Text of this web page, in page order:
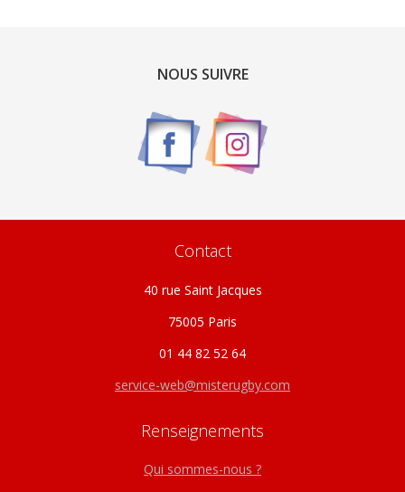
peuvent
choisies
du
NOUS SUIVRE
Contact
40 rue Saint Jacques
75005 Paris
01 44 82 52 64
service-web@misterugby.com
Renseignements
Qui sommes-nous ?